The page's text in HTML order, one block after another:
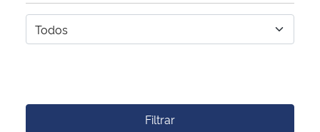
Filtrar